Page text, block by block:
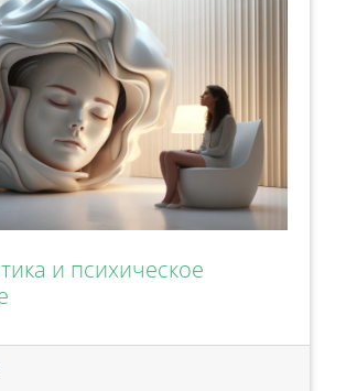
и психическое